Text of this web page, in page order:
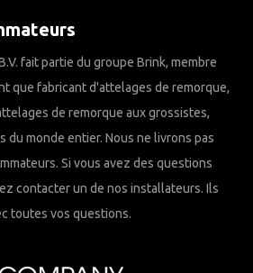
fait partie du groupe Brink, membre
que fabricant d'attelages de remorque,
de remorque aux grossistes,
du monde entier. Nous ne livrons pas
Si vous avez des questions
contacter un de nos installateurs. Ils
toutes vos questions.